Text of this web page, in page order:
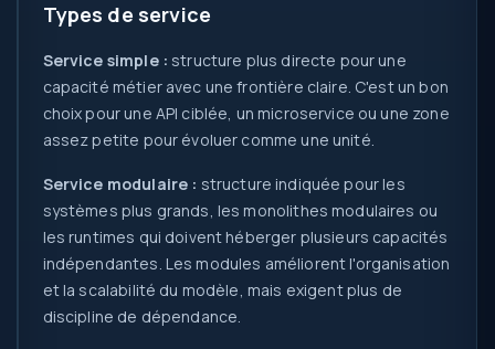
Types de service
Service simple : structure plus directe pour une
capacité métier avec une frontière claire. C'est un bon
choix pour une API ciblée, un microservice ou une zone
assez petite pour évoluer comme une unité.
Service modulaire : structure indiquée pour les
systèmes plus grands, les monolithes modulaires ou
les runtimes qui doivent héberger plusieurs capacités
indépendantes. Les modules améliorent l'organisation
et la scalabilité du modèle, mais exigent plus de
discipline de dépendance.